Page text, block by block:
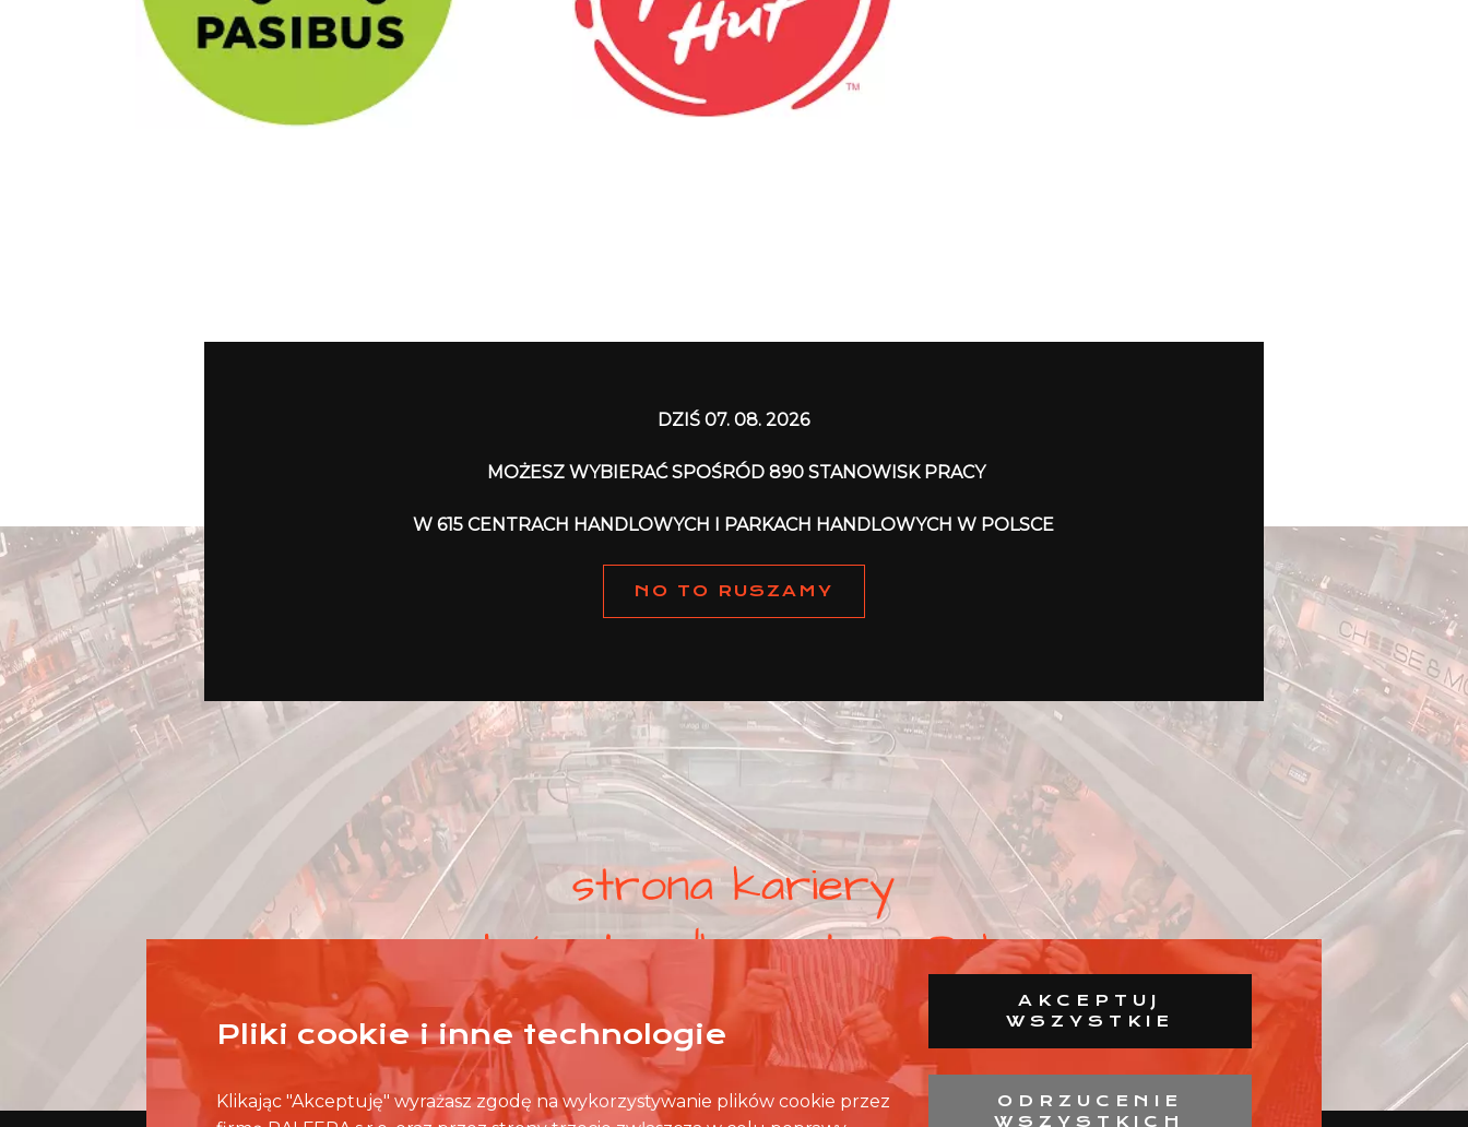
DZIŚ 07. 08. 2026
MOŻESZ WYBIERAĆ SPOŚRÓD 890 STANOWISK PRACY
W 615 CENTRACH HANDLOWYCH I PARKACH HANDLOWYCH W POLSCE
NO TO RUSZAMY
Pliki cookie i inne technologie
Klikając "Akceptuję" wyrażasz zgodę na wykorzystywanie plików cookie przez
AKCEPTUJ
WSZYSTKIE
ODRZUCENIE
WSZYSTKICH